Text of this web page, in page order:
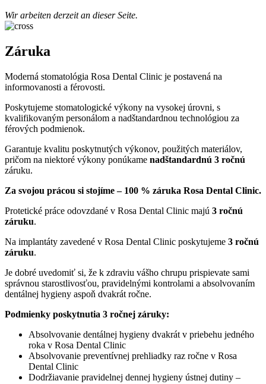
Wir arbeiten derzeit an dieser Seite.
Záruka
Moderná stomatológia Rosa Dental Clinic je postavená na
informovanosti a férovosti.
Poskytujeme stomatologické výkony na vysokej úrovni, s
kvalifikovaným personálom a nadštandardnou technológiou za
férových podmienok.
Garantuje kvalitu poskytnutých výkonov, použitých materiálov,
pričom na niektoré výkony ponúkame nadštandardnú 3 ročnú
záruku.
Za svojou prácou si stojíme – 100 % záruka Rosa Dental Clinic.
Protetické práce odovzdané v Rosa Dental Clinic majú 3 ročnú
záruku.
Na implantáty zavedené v Rosa Dental Clinic poskytujeme 3 ročnú
záruku.
Je dobré uvedomiť si, že k zdraviu vášho chrupu prispievate sami
správnou starostlivosťou, pravidelnými kontrolami a absolvovaním
dentálnej hygieny aspoň dvakrát ročne.
Podmienky poskytnutia 3 ročnej záruky:
Absolvovanie dentálnej hygieny dvakrát v priebehu jedného
roka v Rosa Dental Clinic
Absolvovanie preventívnej prehliadky raz ročne v Rosa
Dental Clinic
Dodržiavanie pravidelnej dennej hygieny ústnej dutiny –